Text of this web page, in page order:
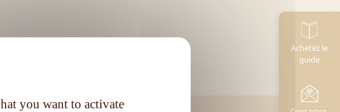
Achetez le
guide
you want to activate